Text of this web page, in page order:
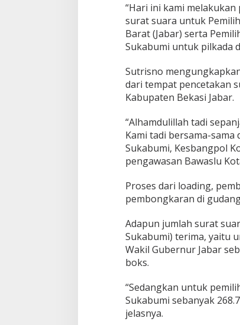
o
t
a
S
u
a
b
u
m
T
i
a
d
G
u
a
n
g
L
i
“Hari ini kami
surat suara untuk
Barat (Jabar) serta
Sukabumi untuk pilkada
Sutrisno
dari tempat pencetakan
Kabupaten Bekasi Jabar.
“Alhamdulillah tadi
Kami tadi bersama-sama
Sukabumi, Kesbangpol
pengawasan Bawaslu
Proses dari loading,
pembongkaran di
Adapun jumlah surat
Sukabumi) terima, yaitu
Wakil Gubernur Jabar
boks.
“Sedangkan untuk
Sukabumi sebanyak
jelasnya.